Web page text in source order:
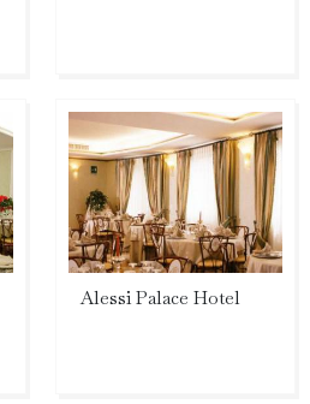
Alessi Palace Hotel